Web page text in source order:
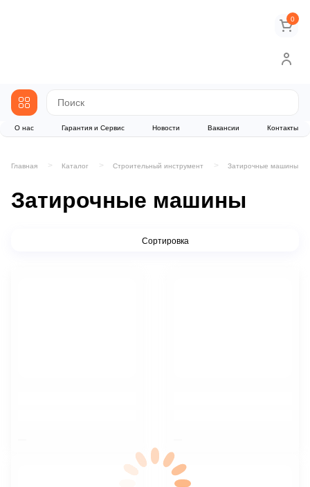
0
О нас Гарантия и Сервис Новости Вакансии Контакты
Главная Каталог Строительный инструмент Затирочные машины
Затирочные машины
Сортировка